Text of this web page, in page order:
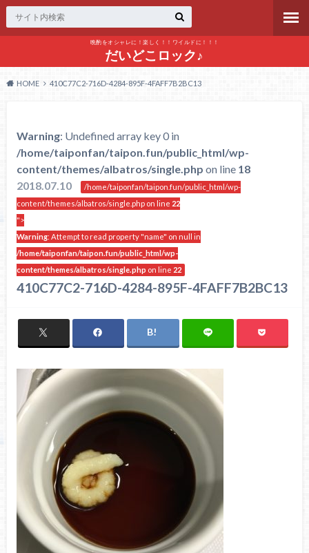
晩酌をオシャレに！楽しく！！ワイルドに！！！
だいどこロック♪
HOME 410C77C2-716D-4284-895F-4FAFF7B2BC13
Warning: Undefined array key 0 in
/home/taiponfan/taipon.fun/public_html/wp-
content/themes/albatros/single.php on line 18
2018.07.10
/home/taiponfan/taipon.fun/public_html/wp-
content/themes/albatros/single.php on line 22
">
Warning: Attempt to read property "name" on null in
/home/taiponfan/taipon.fun/public_html/wp-
content/themes/albatros/single.php on line 22
410C77C2-716D-4284-895F-4FAFF7B2BC13